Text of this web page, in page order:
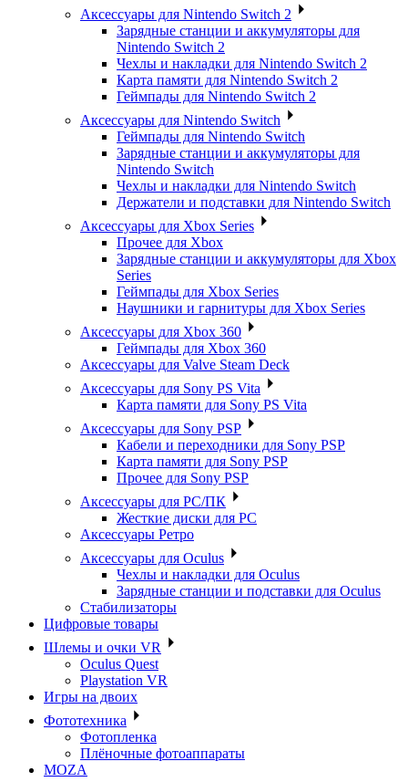
Аксессуары для Nintendo Switch 2
Зарядные станции и аккумуляторы для
Nintendo Switch 2
Чехлы и накладки для Nintendo Switch 2
Карта памяти для Nintendo Switch 2
Геймпады для Nintendo Switch 2
Аксессуары для Nintendo Switch
Геймпады для Nintendo Switch
Зарядные станции и аккумуляторы для
Nintendo Switch
Чехлы и накладки для Nintendo Switch
Держатели и подставки для Nintendo Switch
Аксессуары для Xbox Series
Прочее для Xbox
Зарядные станции и аккумуляторы для Xbox
Series
Геймпады для Xbox Series
Наушники и гарнитуры для Xbox Series
Аксессуары для Xbox 360
Геймпады для Xbox 360
Аксессуары для Valve Steam Deck
Аксессуары для Sony PS Vita
Карта памяти для Sony PS Vita
Аксессуары для Sony PSP
Кабели и переходники для Sony PSP
Карта памяти для Sony PSP
Прочее для Sony PSP
Аксессуары для PC/ПК
Жесткие диски для PC
Аксессуары Ретро
Аксессуары для Oculus
Чехлы и накладки для Oculus
Зарядные станции и подставки для Oculus
Стабилизаторы
Цифровые товары
Шлемы и очки VR
Oculus Quest
Playstation VR
Игры на двоих
Фототехника
Фотопленка
Плёночные фотоаппараты
MOZA